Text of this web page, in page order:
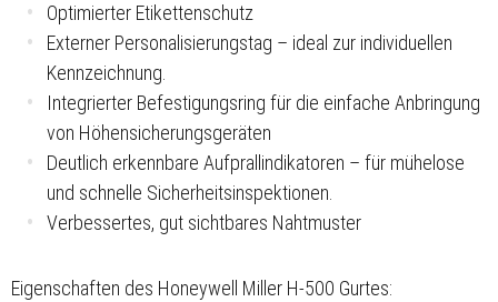
Optimierter Etikettenschutz
Externer Personalisierungstag – ideal zur individuellen
Kennzeichnung.
Integrierter Befestigungsring für die einfache Anbringung
von Höhensicherungsgeräten
Deutlich erkennbare Aufprallindikatoren – für mühelose
und schnelle Sicherheitsinspektionen.
Verbessertes, gut sichtbares Nahtmuster
Eigenschaften des Honeywell Miller H-500 Gurtes: